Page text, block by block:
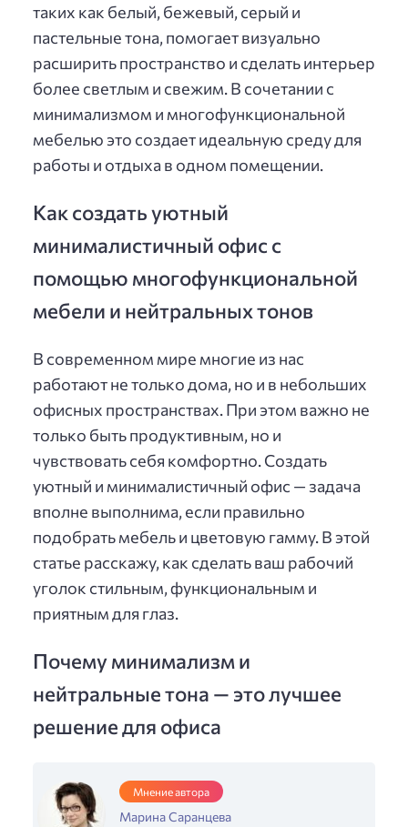
таких как белый, бежевый, серый и
пастельные тона, помогает визуально
расширить пространство и сделать интерьер
более светлым и свежим. В сочетании с
минимализмом и многофункциональной
мебелью это создает идеальную среду для
работы и отдыха в одном помещении.
Как создать уютный
минималистичный офис с
помощью многофункциональной
мебели и нейтральных тонов
В современном мире многие из нас
работают не только дома, но и в небольших
офисных пространствах. При этом важно не
только быть продуктивным, но и
чувствовать себя комфортно. Создать
уютный и минималистичный офис — задача
вполне выполнима, если правильно
подобрать мебель и цветовую гамму. В этой
статье расскажу, как сделать ваш рабочий
уголок стильным, функциональным и
приятным для глаз.
Почему минимализм и
нейтральные тона — это лучшее
решение для офиса
Мнение автора
Марина Саранцева